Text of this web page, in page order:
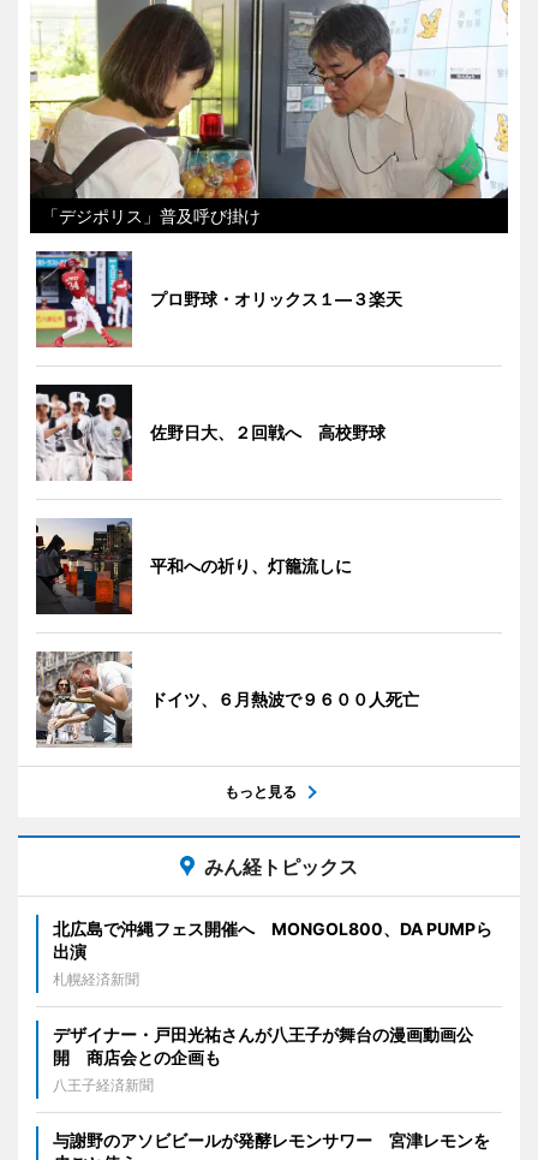
「デジポリス」普及呼び掛け
プロ野球・オリックス１―３楽天
佐野日大、２回戦へ 高校野球
平和への祈り、灯籠流しに
ドイツ、６月熱波で９６００人死亡
もっと見る
みん経トピックス
北広島で沖縄フェス開催へ MONGOL800、DA PUMPら
出演
札幌経済新聞
デザイナー・戸田光祐さんが八王子が舞台の漫画動画公
開 商店会との企画も
八王子経済新聞
与謝野のアソビビールが発酵レモンサワー 宮津レモンを